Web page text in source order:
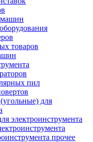
машин
товаров
пил
для
электроинструмента
прочее